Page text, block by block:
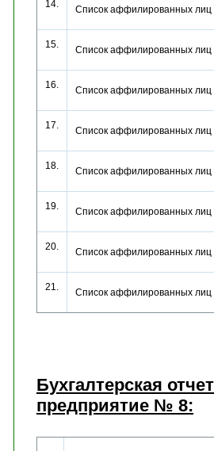
14. Список аффилированных
15. Список аффилированных
16. Список аффилированных
17. Список аффилированных
18. Список аффилированных
19. Список аффилированных
20. Список аффилированных
21. Список аффилированных
Бухгалтерская
предприятие № 8: